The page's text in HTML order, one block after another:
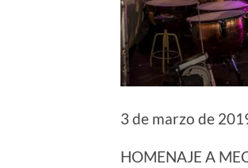
3 de marzo de
HOMENAJE A